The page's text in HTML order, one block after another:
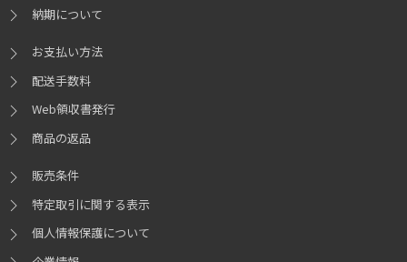
納期について
お支払い方法
配送手数料
Web領収書発行
商品の返品
販売条件
特定取引に関する表示
個人情報保護について